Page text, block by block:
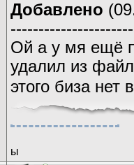
Добавлено
Ой а у мя ещё
удалил из
этого биза нет
ы